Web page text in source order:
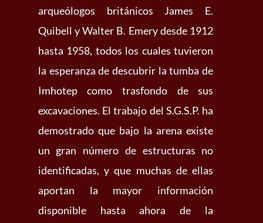
arqueólogos británicos James E.
Quibell y Walter B. Emery desde 1912
hasta 1958, todos los cuales tuvieron
la esperanza de descubrir la tumba de
Imhotep como trasfondo de sus
excavaciones. El trabajo del S.G.S.P. ha
demostrado que bajo la arena existe
un gran número de estructuras no
identificadas, y que muchas de ellas
aportan la mayor información
disponible hasta ahora de la